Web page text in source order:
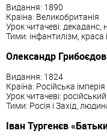
Видання: 1890
Країна: Великобританія
Урок читачеві: декаданс,
Тими: інфантилізм, краса
Олександр
Видання: 1824
Країна: Російська імперія
Урок читачеві:
Тими: Росія і Захід,
Іван Тургенєв